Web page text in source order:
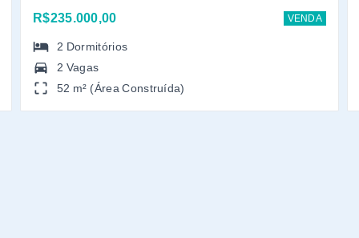
R$235.000,00 VENDA
2 Dormitórios
2 Vagas
52 m² (Área Construída)